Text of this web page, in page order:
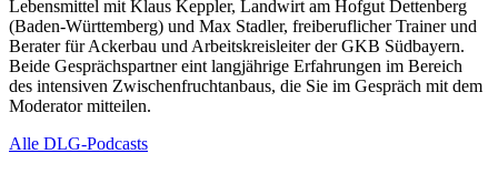
Lebensmittel mit Klaus Keppler, Landwirt am Hofgut Dettenberg
(Baden-Württemberg) und Max Stadler, freiberuflicher Trainer und
Berater für Ackerbau und Arbeitskreisleiter der GKB Südbayern.
Beide Gesprächspartner eint langjährige Erfahrungen im Bereich
des intensiven Zwischenfruchtanbaus, die Sie im Gespräch mit dem
Moderator mitteilen.
Alle DLG-Podcasts